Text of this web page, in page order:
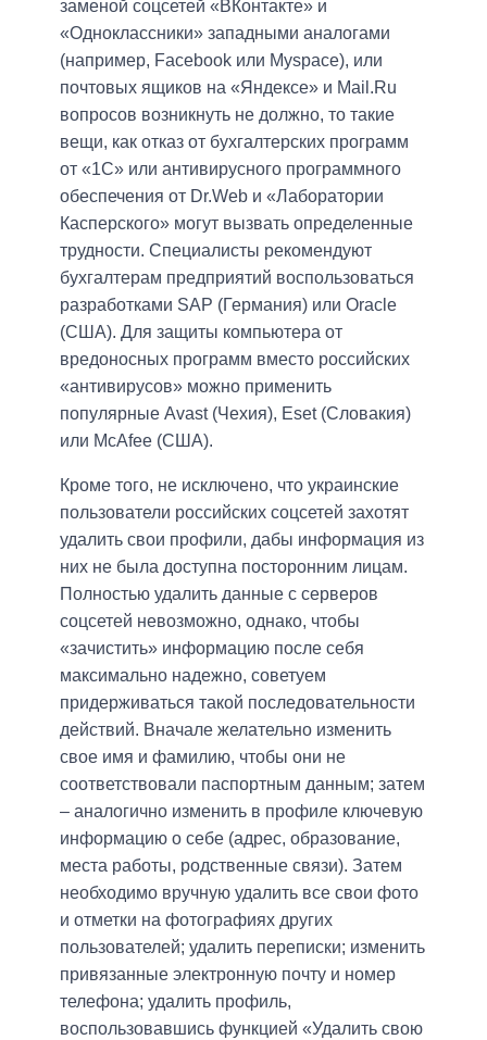
заменой соцсетей «ВКонтакте» и
«Одноклассники» западными аналогами
(например, Facebook или Myspace), или
почтовых ящиков на «Яндексе» и Mail.Ru
вопросов возникнуть не должно, то такие
вещи, как отказ от бухгалтерских программ
от «1С» или антивирусного программного
обеспечения от Dr.Web и «Лаборатории
Касперского» могут вызвать определенные
трудности. Специалисты рекомендуют
бухгалтерам предприятий воспользоваться
разработками SAP (Германия) или Oracle
(США). Для защиты компьютера от
вредоносных программ вместо российских
«антивирусов» можно применить
популярные Avast (Чехия), Eset (Словакия)
или McAfee (США).
Кроме того, не исключено, что украинские
пользователи российских соцсетей захотят
удалить свои профили, дабы информация из
них не была доступна посторонним лицам.
Полностью удалить данные с серверов
соцсетей невозможно, однако, чтобы
«зачистить» информацию после себя
максимально надежно, советуем
придерживаться такой последовательности
действий. Вначале желательно изменить
свое имя и фамилию, чтобы они не
соответствовали паспортным данным; затем
– аналогично изменить в профиле ключевую
информацию о себе (адрес, образование,
места работы, родственные связи). Затем
необходимо вручную удалить все свои фото
и отметки на фотографиях других
пользователей; удалить переписки; изменить
привязанные электронную почту и номер
телефона; удалить профиль,
воспользовавшись функцией «Удалить свою